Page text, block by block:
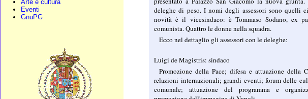
Arte e cultura
Eventi
GnuPG
deleghe di peso. I nomi degli assessori sono quelli
novità è il vicesindaco: è Tommaso Sodano, ex
comunista. Quattro le donne nella squadra.
Ecco nel dettaglio gli assessori con le deleghe:
Luigi de Magistris: sindaco
Promozione della Pace; difesa e attuazione della
relazioni internazionali; grandi eventi; forum delle
comunale; attuazione del programma e